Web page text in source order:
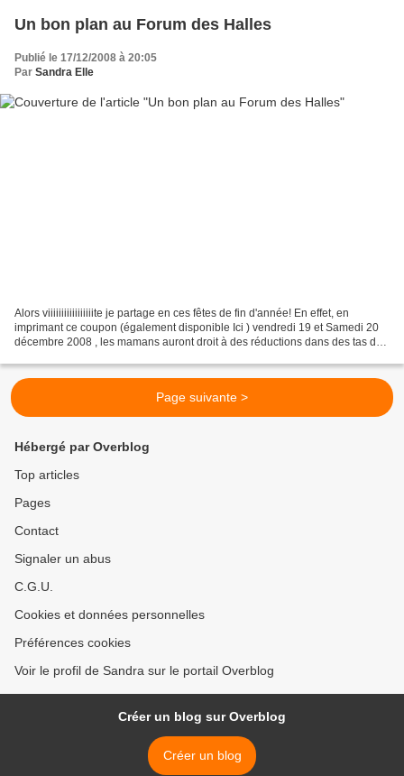
Un bon plan au Forum des Halles
Publié le 17/12/2008 à 20:05
Par Sandra Elle
Alors viiiiiiiiiiiiiiiiite je partage en ces fêtes de fin d'année! En effet, en
imprimant ce coupon (également disponible Ici ) vendredi 19 et Samedi 20
décembre 2008 , les mamans auront droit à des réductions dans des tas de
Page suivante >
Hébergé par Overblog
Top articles
Pages
Contact
Signaler un abus
C.G.U.
Cookies et données personnelles
Préférences cookies
Voir le profil de Sandra sur le portail Overblog
Créer un blog sur Overblog
Créer un blog